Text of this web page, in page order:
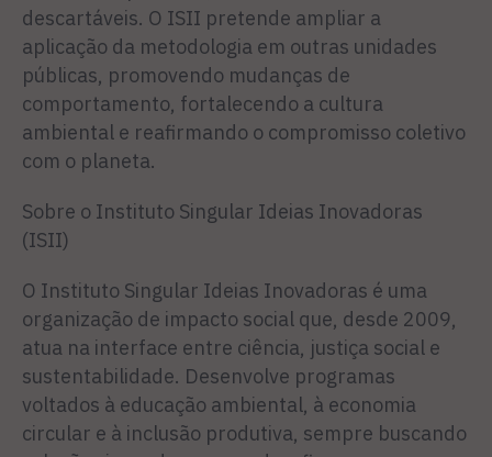
descartáveis. O ISII pretende ampliar a
aplicação da metodologia em outras unidades
públicas, promovendo mudanças de
comportamento, fortalecendo a cultura
ambiental e reafirmando o compromisso coletivo
com o planeta.
Sobre o Instituto Singular Ideias Inovadoras
(ISII)
O Instituto Singular Ideias Inovadoras é uma
organização de impacto social que, desde 2009,
atua na interface entre ciência, justiça social e
sustentabilidade. Desenvolve programas
voltados à educação ambiental, à economia
circular e à inclusão produtiva, sempre buscando